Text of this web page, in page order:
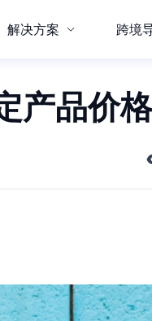
解决方案 跨境
产品价格